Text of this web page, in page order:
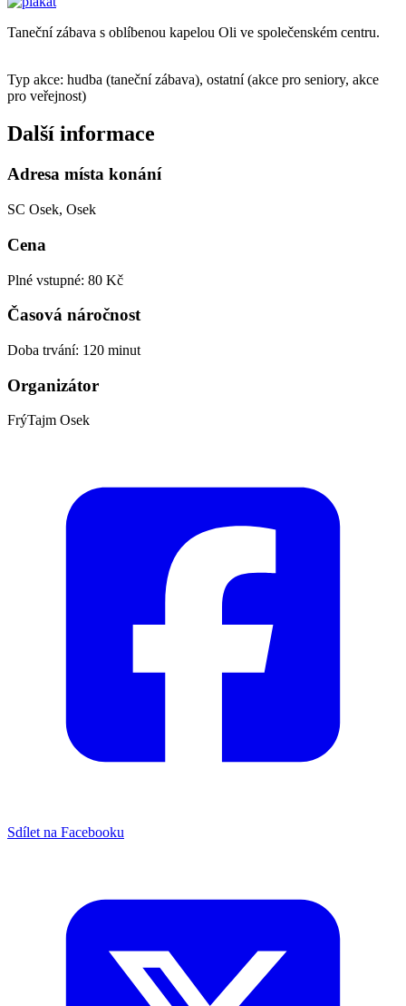
Taneční zábava s oblíbenou kapelou Oli ve společenském centru.
Typ akce: hudba (taneční zábava), ostatní (akce pro seniory, akce
pro veřejnost)
Další informace
Adresa místa konání
SC Osek, Osek
Cena
Plné vstupné: 80 Kč
Časová náročnost
Doba trvání: 120 minut
Organizátor
FrýTajm Osek
Sdílet na Facebooku